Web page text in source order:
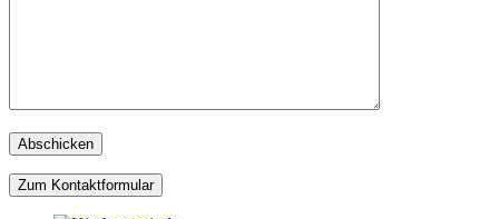
Zum Kontaktformular